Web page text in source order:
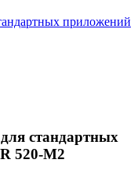
стандартных
520-M2